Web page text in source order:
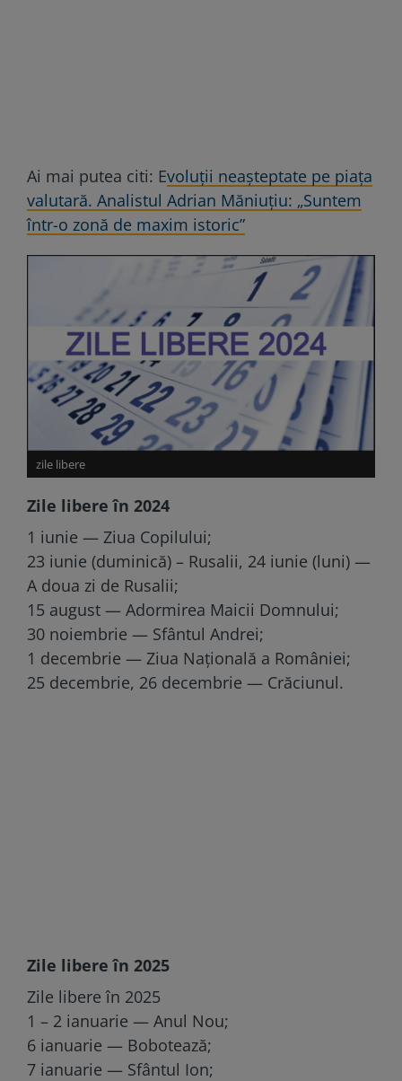
Ai mai putea citi: Evoluții neașteptate pe piața
valutară. Analistul Adrian Măniuţiu: „Suntem
într-o zonă de maxim istoric”
zile libere
Zile libere în 2024
1 iunie — Ziua Copilului;
23 iunie (duminică) – Rusalii, 24 iunie (luni) —
A doua zi de Rusalii;
15 august — Adormirea Maicii Domnului;
30 noiembrie — Sfântul Andrei;
1 decembrie — Ziua Națională a României;
25 decembrie, 26 decembrie — Crăciunul.
Zile libere în 2025
Zile libere în 2025
1 – 2 ianuarie — Anul Nou;
6 ianuarie — Bobotează;
7 ianuarie — Sfântul Ion;